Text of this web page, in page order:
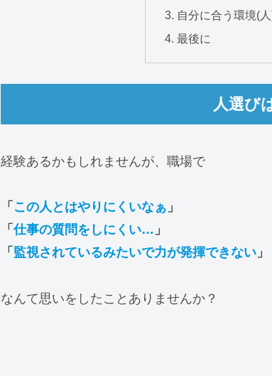
自分に合う環境(
最後に
人選び
経験あるかもしれませんが、職場で
「 この人とはやりにくいなぁ 」
「仕事の質問をしにくい… 」
「 監視されているみたいで力が発揮できない 」
なんて思いをしたことありませんか？